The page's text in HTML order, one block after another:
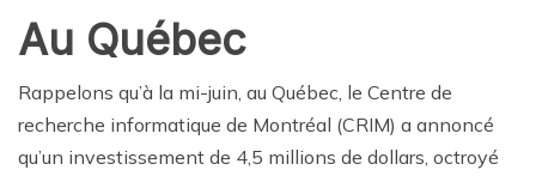
Au Québec
Rappelons qu’à la mi-juin, au Québec, le Centre de
recherche informatique de Montréal (CRIM) a annoncé
qu’un investissement de 4,5 millions de dollars, octroyé